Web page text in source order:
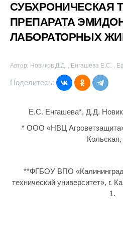
СУБХРОНИЧЕСКАЯ
ПРЕПАРАТА
ЛАБОРАТОРНЫХ
Автор: Новиков Д.Д. , Енгашева Е.С. ,
Поделитесь:
Е.С. Енгашева*, Д.Д.
* ООО «НВЦ
**ФГБОУ ВПО
технический университет», г.
1.